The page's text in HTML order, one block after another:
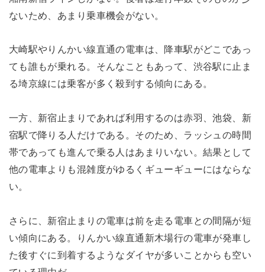
ないため、あまり乗車機会がない。
大崎駅やりんかい線直通の電車は、降車駅がどこであっ
ても誰もが乗れる。そんなこともあって、渋谷駅に止ま
る埼京線には乗客が多く殺到する傾向にある。
一方、新宿止まりであれば利用するのは赤羽、池袋、新
宿駅で降りる人だけである。そのため、ラッシュの時間
帯であっても進んで乗る人はあまりいない。結果として
他の電車よりも混雑度がゆるくギューギューにはならな
い。
さらに、新宿止まりの電車は前を走る電車との間隔が短
い傾向にある。りんかい線直通新木場行の電車が発車し
た後すぐに到着するようなダイヤが多いことからも空い